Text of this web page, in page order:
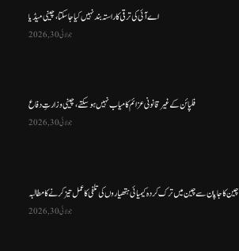
اے آئی کی ترقی کا راستہ بند نہیں کیا جا سکتا، چینی میڈیا
جولائی 30, 2026
فلپائن کے غیر قانونی عزائم کامیاب نہیں ہو سکتے ، چینی وزارتِ دفاع
جولائی 30, 2026
چین کا جاپان سے چین میں ترک کردہ کیمیائی ہتھیاروں کی تلفی کا عمل تیز کرنے کا مطالبہ
جولائی 30, 2026